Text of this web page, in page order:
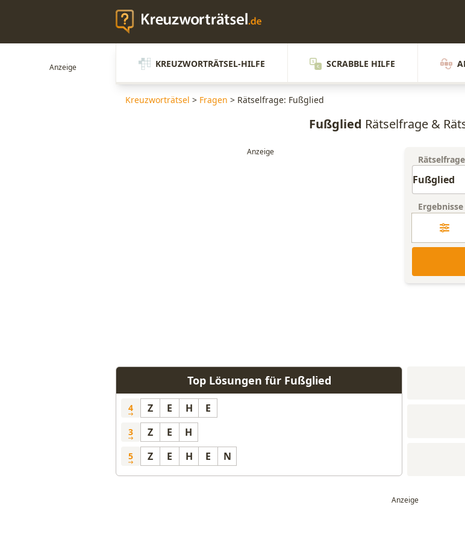
KREUZWORTRÄTSEL-HILFE SCRABBLE HILFE
Kreuzworträtsel > Fragen > Rätselfrage: Fußglied
Fußglied Rätselfrage &
Rätselfrage
Top Lösungen für Fußglied
4 Z E H E
3 Z E H
5 Z E H E N